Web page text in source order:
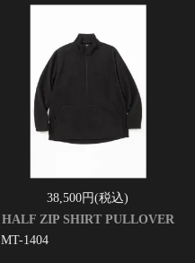
38,500円(税込)
HALF ZIP SHIRT PULLOVER
MT-1404